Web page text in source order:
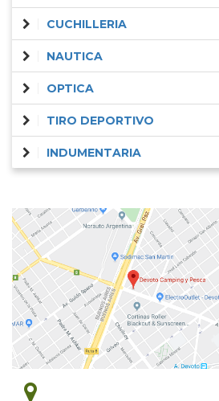
CUCHILLERIA
NAUTICA
OPTICA
TIRO DEPORTIVO
INDUMENTARIA